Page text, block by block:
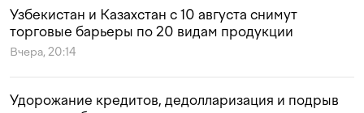
Узбекистан и Казахстан с 10 августа снимут
торговые барьеры по 20 видам продукции
Вчера, 20:14
Удорожание кредитов, дедолларизация и подрыв